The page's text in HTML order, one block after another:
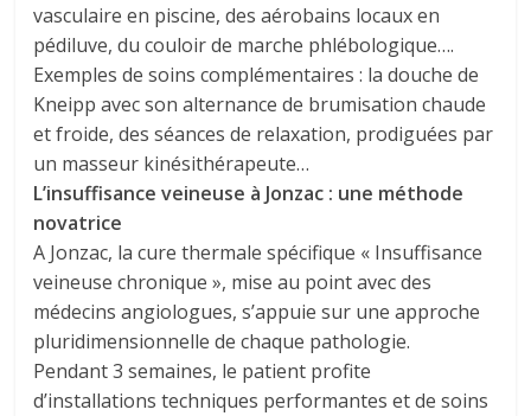
vasculaire en piscine, des aérobains locaux en
pédiluve, du couloir de marche phlébologique….
Exemples de soins complémentaires : la douche de
Kneipp avec son alternance de brumisation chaude
et froide, des séances de relaxation, prodiguées par
un masseur kinésithérapeute…
L’insuffisance veineuse à Jonzac : une méthode
novatrice
A Jonzac, la cure thermale spécifique « Insuffisance
veineuse chronique », mise au point avec des
médecins angiologues, s’appuie sur une approche
pluridimensionnelle de chaque pathologie.
Pendant 3 semaines, le patient profite
d’installations techniques performantes et de soins